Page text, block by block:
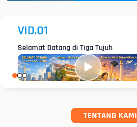
VID.01
Selamat Datang di Tiga Tujuh
TENTANG KAMI